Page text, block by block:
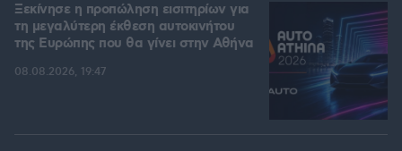
Ξεκίνησε η προπώληση εισιτηρίων για
τη μεγαλύτερη έκθεση αυτοκινήτου
της Ευρώπης που θα γίνει στην Αθήνα
08.08.2026, 19:47